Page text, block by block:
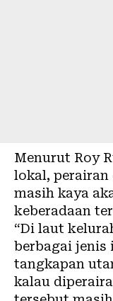
Menurut Roy
lokal, perairan
masih kaya
keberadaan
“Di laut
berbagai jenis
tangkapan
kalau